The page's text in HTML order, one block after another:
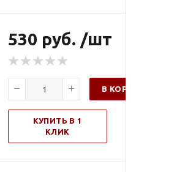
530 руб. /шт
В КОРЗИНУ
КУПИТЬ В 1
КЛИК